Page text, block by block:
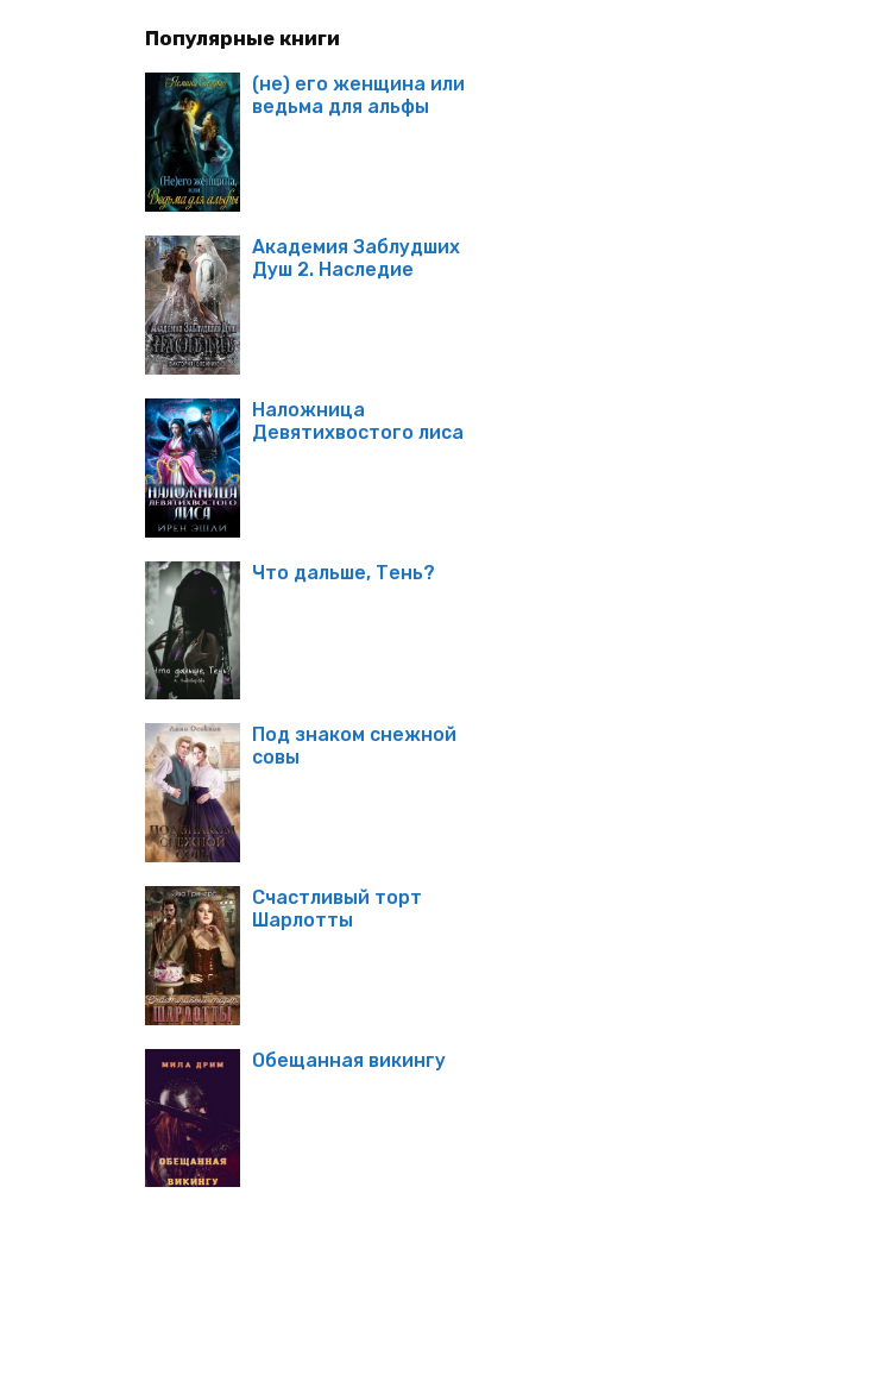
Популярные книги
(не) его женщина или
ведьма для альфы
Академия Заблудших
Душ 2. Наследие
Наложница
Девятихвостого лиса
Что дальше, Тень?
Под знаком снежной
совы
Счастливый торт
Шарлотты
Обещанная викингу